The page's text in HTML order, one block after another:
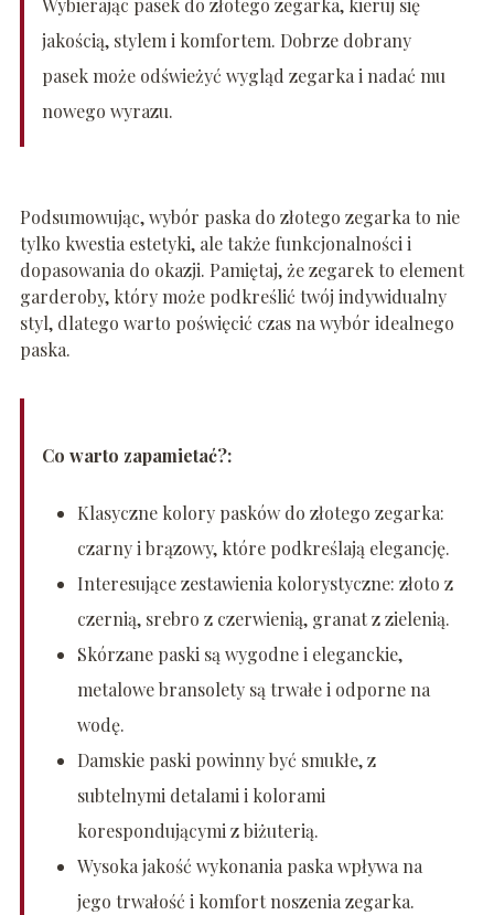
Wybierając pasek do złotego zegarka, kieruj się
jakością, stylem i komfortem. Dobrze dobrany
pasek może odświeżyć wygląd zegarka i nadać mu
nowego wyrazu.
Podsumowując, wybór paska do złotego zegarka to nie
tylko kwestia estetyki, ale także funkcjonalności i
dopasowania do okazji. Pamiętaj, że zegarek to element
garderoby, który może podkreślić twój indywidualny
styl, dlatego warto poświęcić czas na wybór idealnego
paska.
Co warto zapamietać?:
Klasyczne kolory pasków do złotego zegarka:
czarny i brązowy, które podkreślają elegancję.
Interesujące zestawienia kolorystyczne: złoto z
czernią, srebro z czerwienią, granat z zielenią.
Skórzane paski są wygodne i eleganckie,
metalowe bransolety są trwałe i odporne na
wodę.
Damskie paski powinny być smukłe, z
subtelnymi detalami i kolorami
korespondującymi z biżuterią.
Wysoka jakość wykonania paska wpływa na
jego trwałość i komfort noszenia zegarka.